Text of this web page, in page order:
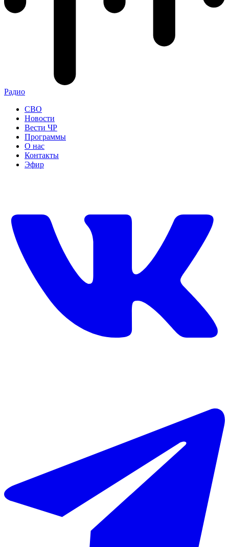
Радио
СВО
Новости
Вести ЧР
Программы
О нас
Контакты
Эфир